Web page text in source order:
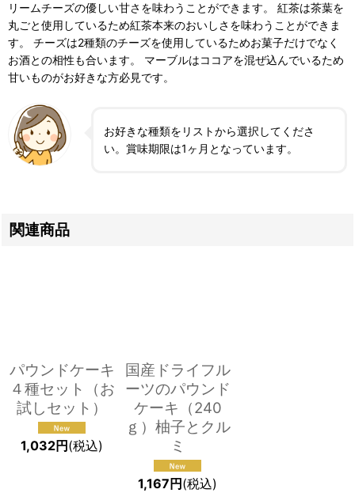
リームチーズの優しい甘さを味わうことができます。 紅茶は茶葉を
丸ごと使用しているため紅茶本来のおいしさを味わうことができま
す。 チーズは2種類のチーズを使用しているためお菓子だけでなく
お酒との相性も合います。 マーブルはココアを混ぜ込んでいるため
甘いものがお好きな方必見です。
お好きな種類をリストから選択してくださ
い。賞味期限は1ヶ月となっています。
関連商品
パウンドケーキ
４種セット（お
試しセット）
1,032円 (税込)
国産ドライフル
ーツのパウンド
ケーキ（240
ｇ）柚子とクル
ミ
1,167 円 (税込)